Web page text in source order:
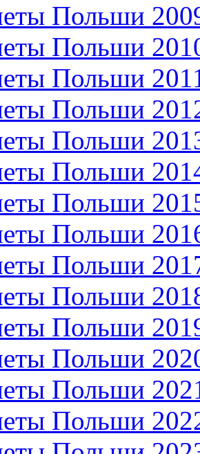
Польши
Польши
Польши
Польши
Польши
Польши
Польши
Польши
Польши
Польши
Польши
Польши
Польши
Польши